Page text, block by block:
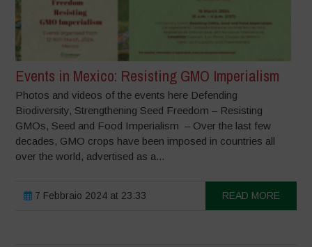
Events in Mexico: Resisting GMO Imperialism
Photos and videos of the events here Defending
Biodiversity, Strengthening Seed Freedom – Resisting
GMOs, Seed and Food Imperialism – Over the last few
decades, GMO crops have been imposed in countries all
over the world, advertised as a...
7 Febbraio 2024 at 23:33 READ MORE